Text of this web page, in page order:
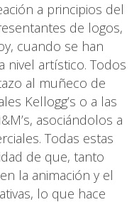
a principios del
de logos,
cuando se han
nivel artístico. Todos
al muñeco de
Kellogg’s o a las
asociándolos a
Todas estas
de que, tanto
la animación y el
lo que hace